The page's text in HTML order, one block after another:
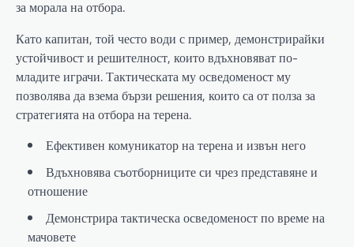
за морала на отбора.
Като капитан, той често води с пример, демонстрирайки
устойчивост и решителност, които вдъхновяват по-
младите играчи. Тактическата му осведоменост му
позволява да взема бързи решения, които са от полза за
стратегията на отбора на терена.
Ефективен комуникатор на терена и извън него
Вдъхновява съотборниците си чрез представяне и
отношение
Демонстрира тактическа осведоменост по време на
мачовете